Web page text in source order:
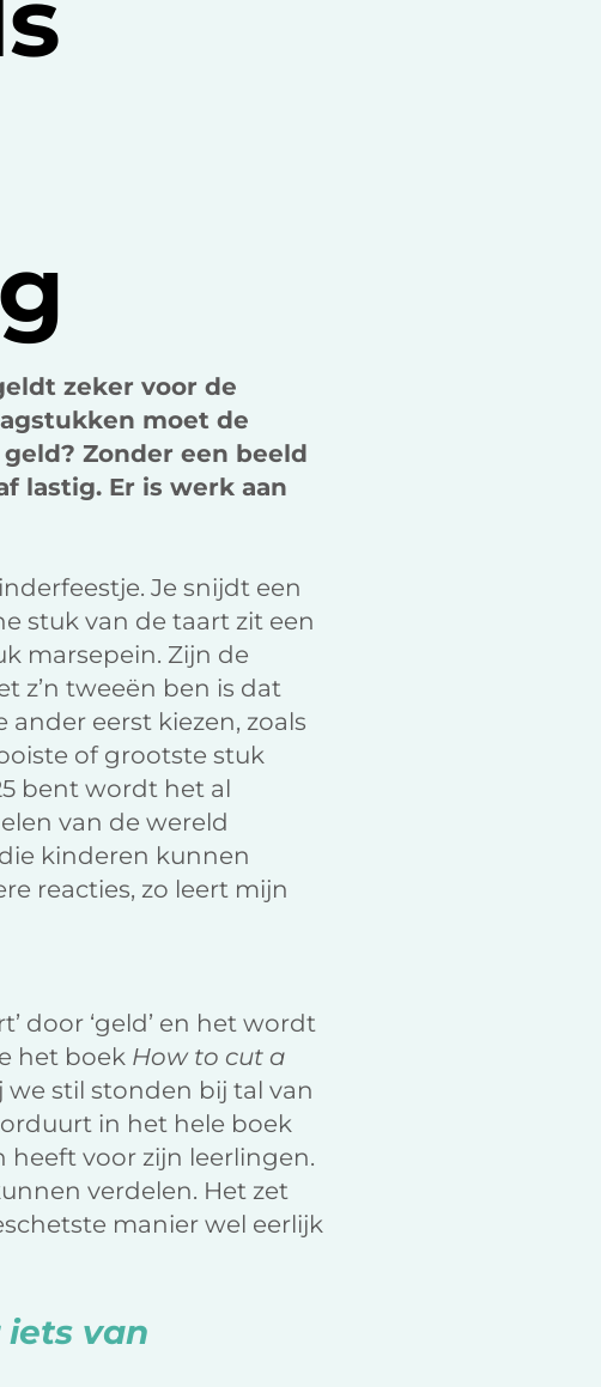
zeker voor de
moet de
Zonder een beeld
lastig. Er is werk aan
Je snijdt een
stuk van de taart zit een
marsepein. Zijn de
z’n tweeën ben is dat
ander eerst kiezen, zoals
of grootste stuk
bent wordt het al
van de wereld
kinderen kunnen
reacties, zo leert mijn
door ‘geld’ en het wordt
het boek How to cut a
we stil stonden bij tal van
in het hele boek
heeft voor zijn leerlingen.
verdelen. Het zet
manier wel eerlijk
van